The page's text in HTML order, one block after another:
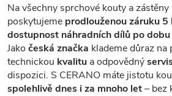
Na všechny sprchové kouty a zástěny
poskytujeme prodlouženou záruku 5
dostupnost náhradních dílů po
Jako česká značka klademe důraz na
technickou kvalitu a odpovědný
dispozici. S CERANO máte jistotu
spolehlivě dnes i za mnoho let– bez